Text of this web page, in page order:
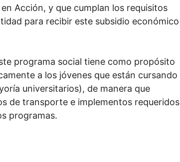
Acción, y que cumplan los requisitos
para recibir este subsidio económico
programa social tiene como propósito
a los jóvenes que están cursando
universitarios), de manera que
de transporte e implementos requeridos
programas.